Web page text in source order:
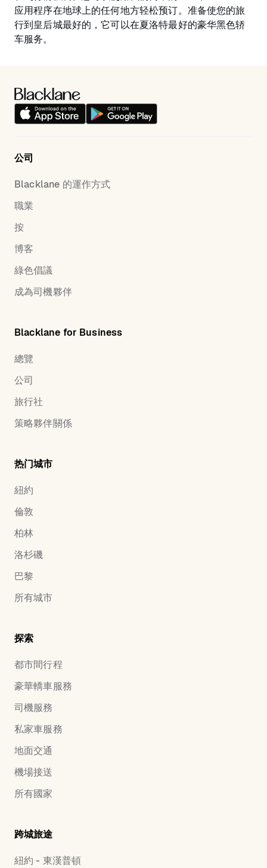
应用程序在地球上的任何地方轻松预订。准备使您的旅
行到皇后城最好的，它可以在夏洛特最好的豪华黑色轿
车服务。
公司
Blacklane 的運作方式
職業
按
博客
綠色倡議
成為司機夥伴
Blacklane for Business
總覽
公司
旅行社
策略夥伴關係
热门城市
紐約
倫敦
柏林
洛杉磯
巴黎
所有城市
探索
都市間行程
豪華轎車服務
司機服務
私家車服務
地面交通
機場接送
所有國家
跨城旅途
紐約 - 東漢普頓